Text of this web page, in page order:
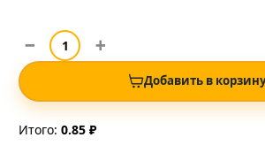
Добавить в
Итого: 0.85 ₽